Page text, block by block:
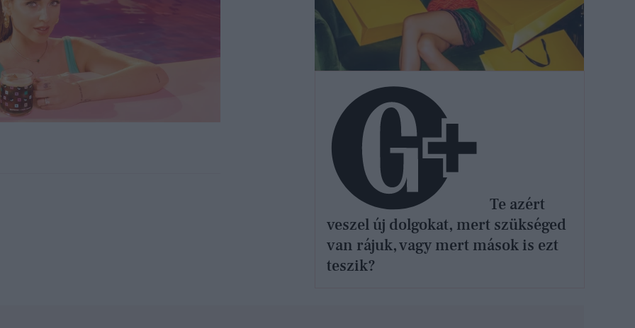
Te azért
veszel új dolgokat, mert szükséged
van rájuk, vagy mert mások is ezt
teszik?